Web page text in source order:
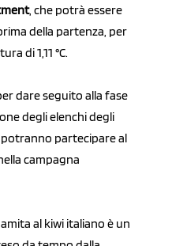
, che potrà essere
della partenza, per
di 1,11 °C.
dare seguito alla fase
degli elenchi degli
partecipare al
campagna
al kiwi italiano è un